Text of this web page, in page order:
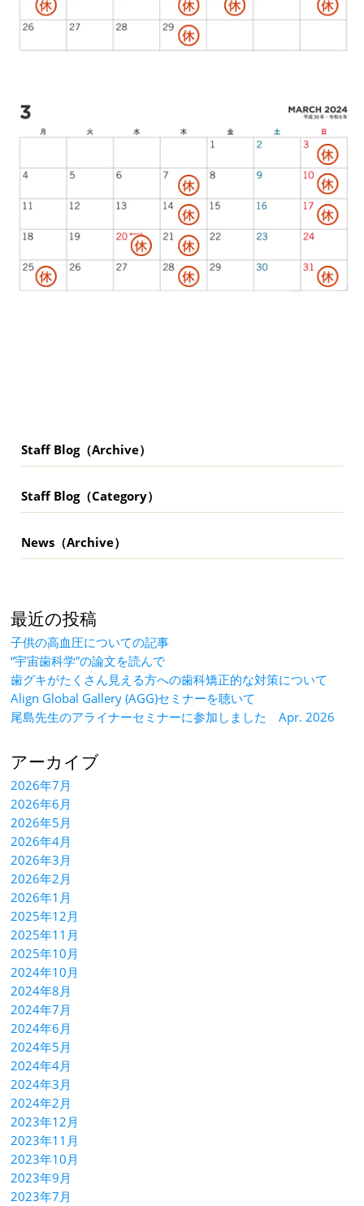
Staff Blog（Archive）
Staff Blog（Category）
News（Archive）
最近の投稿
子供の高血圧についての記事
“宇宙歯科学”の論文を読んで
歯グキがたくさん見える方への歯科矯正的な対策について
Align Global Gallery (AGG)セミナーを聴いて
尾島先生のアライナーセミナーに参加しました Apr. 2026
アーカイブ
2026年7月
2026年6月
2026年5月
2026年4月
2026年3月
2026年2月
2026年1月
2025年12月
2025年11月
2025年10月
2024年10月
2024年8月
2024年7月
2024年6月
2024年5月
2024年4月
2024年3月
2024年2月
2023年12月
2023年11月
2023年10月
2023年9月
2023年7月